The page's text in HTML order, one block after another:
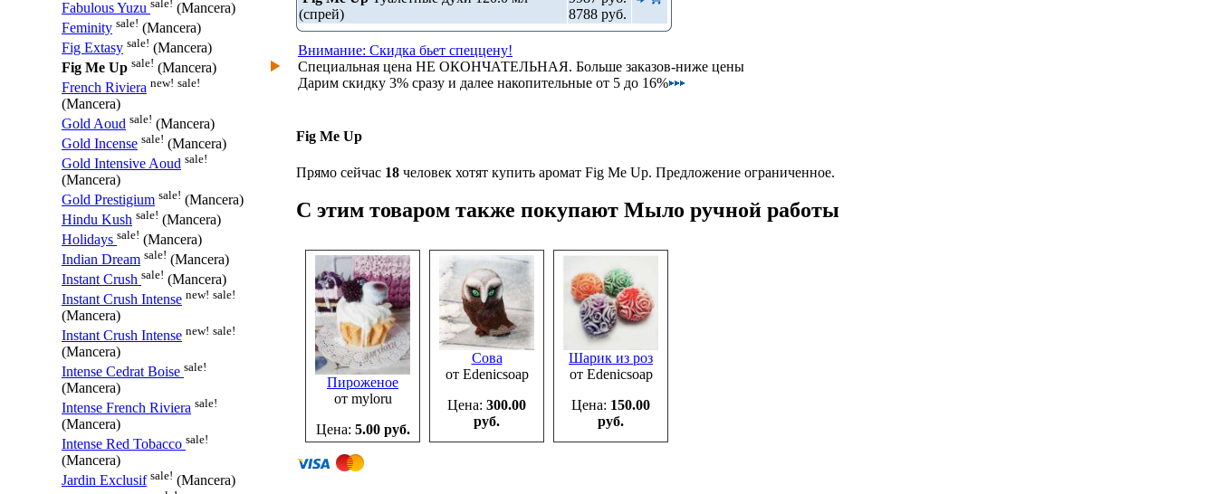
Fabulous Yuzu sale! (Mancera)
Feminity sale! (Mancera)
Fig Extasy sale! (Mancera)
Fig Me Up sale! (Mancera)
French Riviera new! sale!
(Mancera)
Gold Aoud sale! (Mancera)
Gold Incense sale! (Mancera)
Gold Intensive Aoud sale!
(Mancera)
Gold Prestigium sale! (Mancera)
Hindu Kush sale! (Mancera)
Holidays sale! (Mancera)
Indian Dream sale! (Mancera)
Instant Crush sale! (Mancera)
Instant Crush Intense new! sale!
(Mancera)
Instant Crush Intense new! sale!
(Mancera)
Intense Cedrat Boise sale!
(Mancera)
Intense French Riviera sale!
(Mancera)
Intense Red Tobacco sale!
(Mancera)
Jardin Exclusif sale! (Mancera)
(спрей)
8788 руб.
Внимание: Скидка бьет спеццену!
Специальная цена НЕ ОКОНЧАТЕЛЬНАЯ. Больше заказов-ниже цены
Дарим скидку 3% сразу и далее накопительные от 5 до 16%
Fig Me Up
Прямо сейчас 18 человек хотят купить аромат Fig Me Up. Предложение ограниченное.
С этим товаром также покупают Мыло ручной работы
Пироженое
от myloru
Цена: 5.00 руб.
Сова
от Edenicsoap
Цена: 300.00
руб.
Шарик из роз
от Edenicsoap
Цена: 150.00
руб.